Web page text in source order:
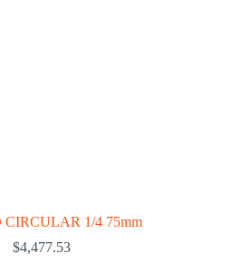
CIRCULAR 1/4 75mm
$4,477.53